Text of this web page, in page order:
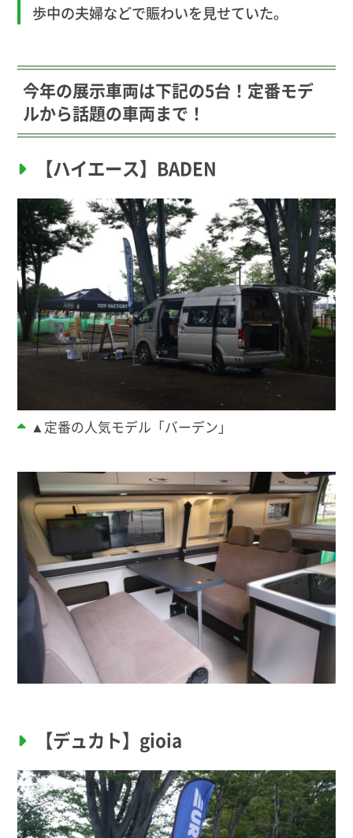
歩中の夫婦などで賑わいを見せていた。
今年の展示車両は下記の5台！定番モデ
ルから話題の車両まで！
【ハイエース】BADEN
▲定番の人気モデル「バーデン」
【デュカト】gioia